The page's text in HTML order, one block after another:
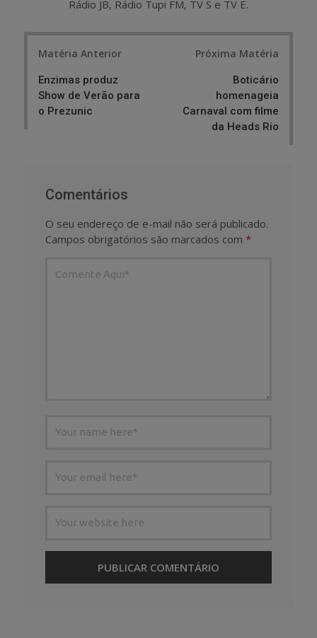
Rádio JB, Rádio Tupi FM, TV S e TV E.
Matéria Anterior
Enzimas produz
Show de Verão para
o Prezunic
Próxima Matéria
Boticário
homenageia
Carnaval com filme
da Heads Rio
Comentários
O seu endereço de e-mail não será publicado.
Campos obrigatórios são marcados com *